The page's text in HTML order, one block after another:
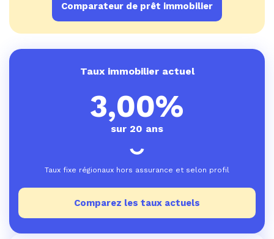
Comparateur de prêt immobilier
Taux immobilier actuel
3,00%
sur 20 ans
Taux fixe régionaux hors assurance et selon profil
Comparez les taux actuels